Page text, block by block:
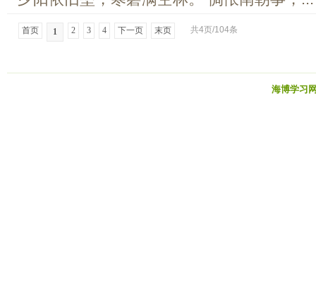
共4页/104条
首页 1 2 3 4 下一页 末页
海博学习